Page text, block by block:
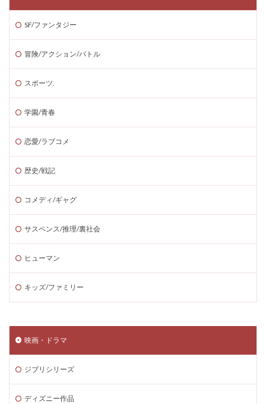
SF/ファンタジー
冒険/アクション/バトル
スポーツ.
学園/青春
恋愛/ラブコメ
歴史/戦記
コメディ/ギャグ
サスペンス/推理/裏社会
ヒューマン
キッズ/ファミリー
映画・ドラマ
ジブリシリーズ
ディズニー作品